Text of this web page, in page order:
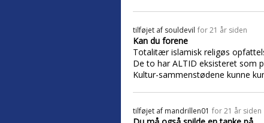
tilføjet af souldevil for 21 år siden
Kan du forene
Totalitær islamisk religøs
De to har ALTID eksisteret som
Kultur-sammenstødene kunne
tilføjet af mandrillen01 for 21 år siden